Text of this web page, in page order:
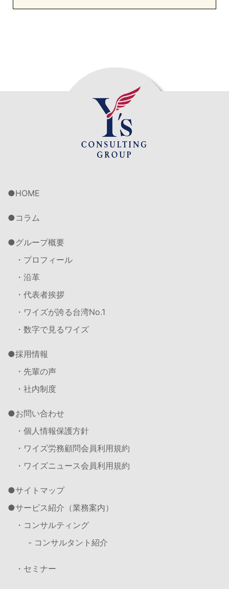
HOME
コラム
グループ概要
・プロフィール
・沿革
・代表者挨拶
・ワイズが誇る台湾No.1
・数字で見るワイズ
採用情報
・先輩の声
・社内制度
お問い合わせ
・個人情報保護方針
・ワイズ労務顧問会員利用規約
・ワイズニュース会員利用規約
サイトマップ
サービス紹介（業務案内）
・コンサルティング
- コンサルタント紹介
・セミナー